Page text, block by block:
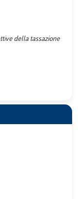
della tassazione